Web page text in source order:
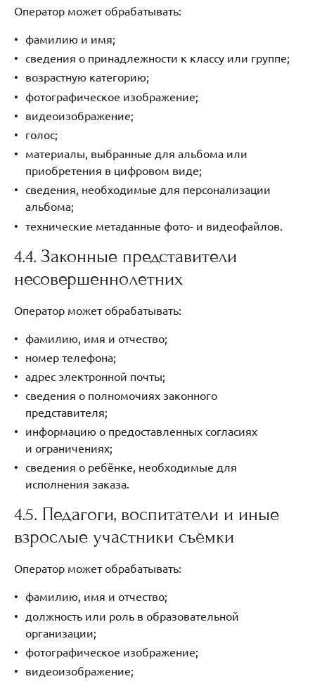
Оператор может обрабатывать:
фамилию и имя;
сведения о принадлежности к классу или группе;
возрастную категорию;
фотографическое изображение;
видеоизображение;
голос;
материалы, выбранные для альбома или
приобретения в цифровом виде;
сведения, необходимые для персонализации
альбома;
технические метаданные фото- и видеофайлов.
4.4. Законные представители
несовершеннолетних
Оператор может обрабатывать:
фамилию, имя и отчество;
номер телефона;
адрес электронной почты;
сведения о полномочиях законного
представителя;
информацию о предоставленных согласиях
и ограничениях;
сведения о ребёнке, необходимые для
исполнения заказа.
4.5. Педагоги, воспитатели и иные
взрослые участники съёмки
Оператор может обрабатывать:
фамилию, имя и отчество;
должность или роль в образовательной
организации;
фотографическое изображение;
видеоизображение;